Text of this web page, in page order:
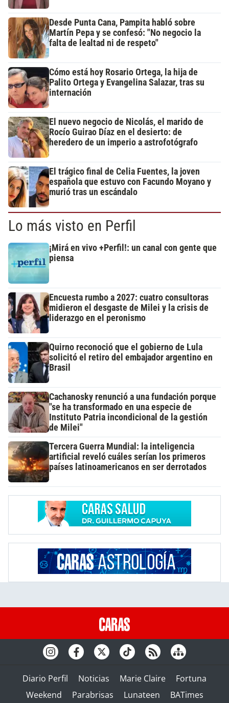
Desde Punta Cana, Pampita habló sobre
Martín Pepa y se confesó: "No negocio la
falta de lealtad ni de respeto"
Cómo está hoy Rosario Ortega, la hija de
Palito Ortega y Evangelina Salazar, tras su
internación
El nuevo negocio de Nicolás, el marido de
Rocío Guirao Díaz en el desierto: de
heredero de un imperio a astrofotógrafo
El trágico final de Celia Fuentes, la joven
española que estuvo con Facundo Moyano y
murió tras un escándalo
Lo más visto en Perfil
¡Mirá en vivo +Perfil!: un canal con gente que
piensa
Encuesta rumbo a 2027: cuatro consultoras
midieron el desgaste de Milei y la crisis de
liderazgo en el peronismo
Quirno reconoció que el gobierno de Lula
solicitó el retiro del embajador argentino en
Brasil
Cachanosky renunció a una fundación porque
"se ha transformado en una especie de
Instituto Patria incondicional de la gestión
de Milei"
Tercera Guerra Mundial: la inteligencia
artificial reveló cuáles serían los primeros
países latinoamericanos en ser derrotados
Diario Perfil Noticias Marie Claire
Fortuna
Weekend
Parabrisas Lunateen BATimes